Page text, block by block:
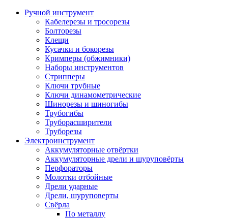
Ручной инструмент
Кабелерезы и тросорезы
Болторезы
Клещи
Кусачки и бокорезы
Кримперы (обжимники)
Наборы инструментов
Стрипперы
Ключи трубные
Ключи динамометрические
Шинорезы и шиногибы
Трубогибы
Труборасширители
Труборезы
Электроинструмент
Аккумуляторные отвёртки
Аккумуляторные дрели и шуруповёрты
Перфораторы
Молотки отбойные
Дрели ударные
Дрели, шуруповерты
Свёрла
По металлу